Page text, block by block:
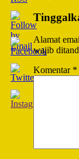
Alamat
wajib
Komentar *